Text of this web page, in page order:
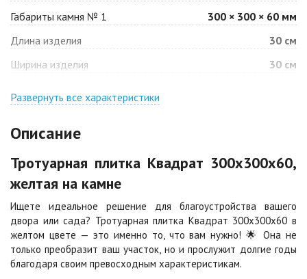
Барселона
Цена по запросу
Белая
Цена по запросу
Цена по запросу
Цена по запросу Цена по запросу
Каир
Цена по запросу
Кармен
Цена по запросу
Клинкер Конго
Габариты камня № 1
300 × 300 × 60 мм
Длина изделия
30 см
Ширина изделия
30 см
Развернуть все характеристики
Описание
Тротуарная плитка Квадрат 300х300х60,
желтая на камне
Ищете идеальное решение для благоустройства вашего
двора или сада? Тротуарная плитка Квадрат 300х300х60 в
желтом цвете — это именно то, что вам нужно! 🌟 Она не
только преобразит ваш участок, но и прослужит долгие годы
благодаря своим превосходным характеристикам.